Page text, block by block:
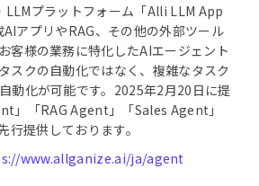
プラットフォーム「Alli LLM App
アプリやRAG、その他の外部ツール
客様の業務に特化したAIエージェント
スクの自動化ではなく、複雑なタスク
動化が可能です。2025年2月20日に提
」「RAG Agent」「Sales Agent」
行提供しております。
www.allganize.ai/ja/agent